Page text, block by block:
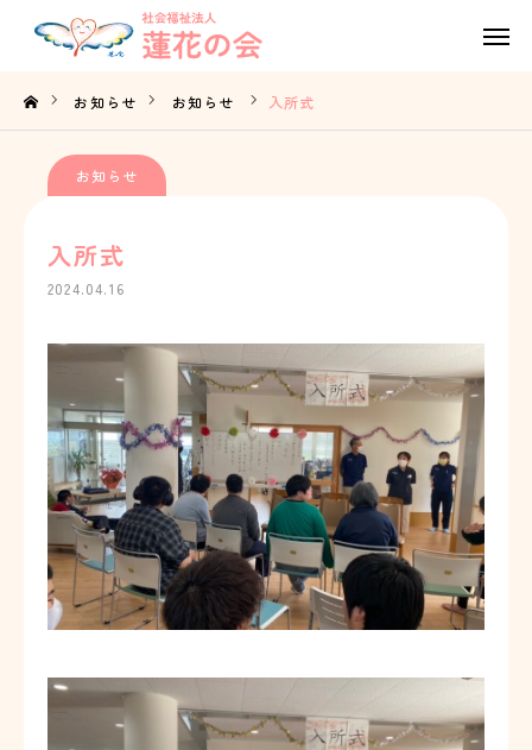
お知らせ お知らせ 入所式
お知らせ
入所式
2024.04.16
Tel
Access
蓮花の会の想い
事業内容
法人概要
採用情報
お知らせ
ブログ
お問い合わせ